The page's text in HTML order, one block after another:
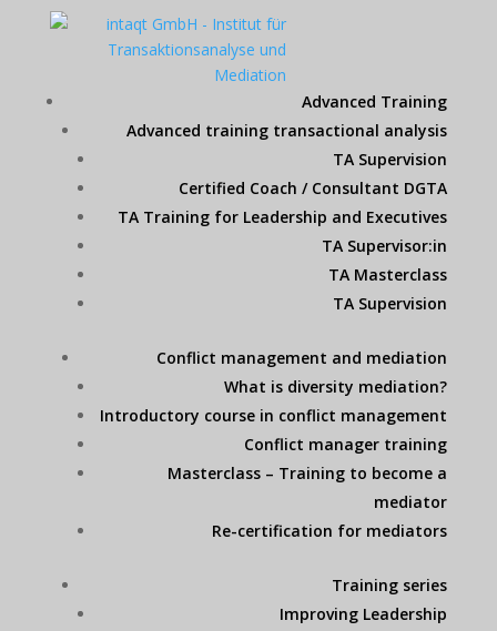
Advanced Training
Advanced training transactional analysis
TA Supervision
Certified Coach / Consultant DGTA
TA Training for Leadership and Executives
TA Supervisor:in
TA Masterclass
TA Supervision
Conflict management and mediation
What is diversity mediation?
Introductory course in conflict management
Conflict manager training
Masterclass – Training to become a
mediator
Re-certification for mediators
Training series
Improving Leadership